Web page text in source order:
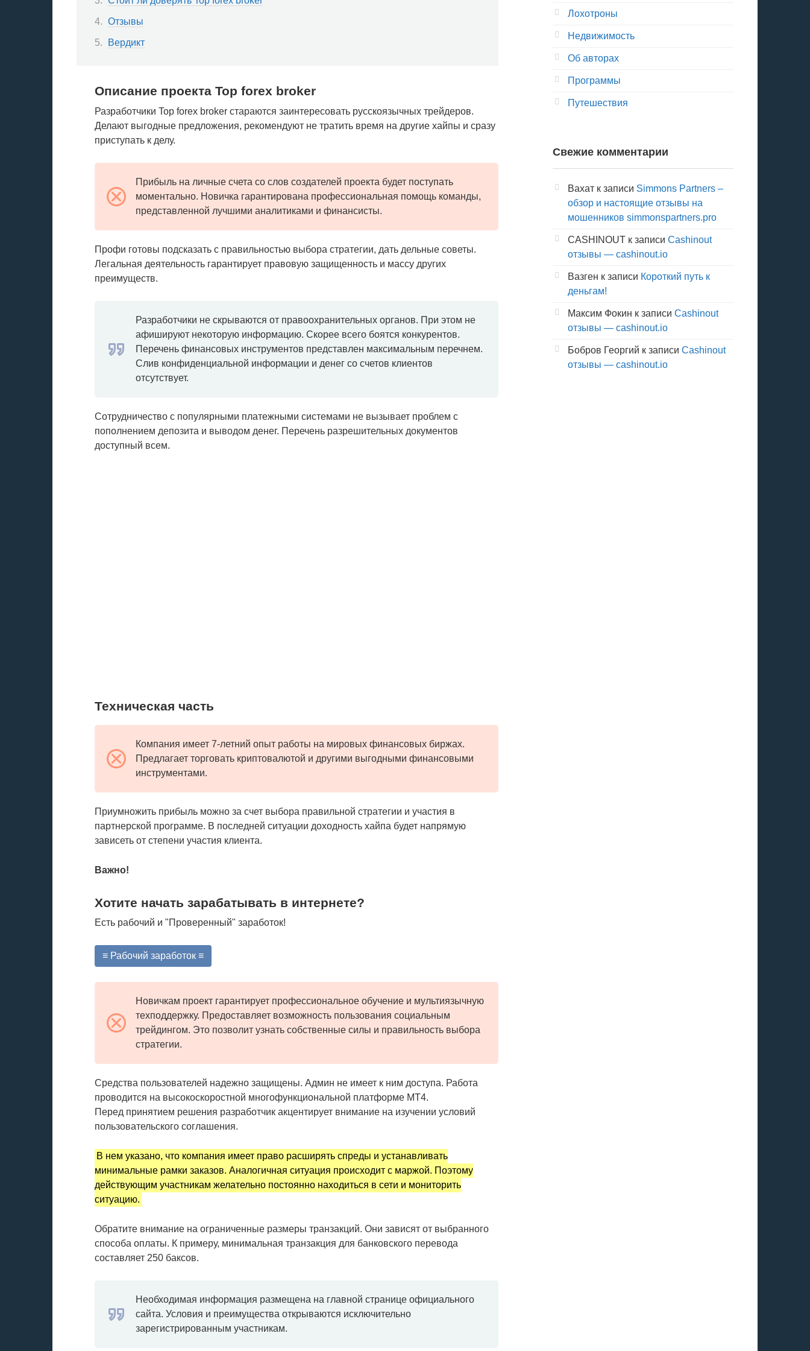
Отзывы
Вердикт
Описание проекта Top forex broker
Разработчики Top forex broker стараются заинтересовать русскоязычных трейдеров.
Делают выгодные предложения, рекомендуют не тратить время на другие хайпы и сразу
приступать к делу.
Прибыль на личные счета со слов создателей проекта будет поступать
моментально. Новичка гарантирована профессиональная помощь команды,
представленной лучшими аналитиками и финансисты.
Профи готовы подсказать с правильностью выбора стратегии, дать дельные советы.
Легальная деятельность гарантирует правовую защищенность и массу других
преимуществ.
Разработчики не скрываются от правоохранительных органов. При этом не
афишируют некоторую информацию. Скорее всего боятся конкурентов.
Перечень финансовых инструментов представлен максимальным перечнем.
Слив конфиденциальной информации и денег со счетов клиентов
отсутствует.
Сотрудничество с популярными платежными системами не вызывает проблем с
пополнением депозита и выводом денег. Перечень разрешительных документов
доступный всем.
Техническая часть
Компания имеет 7-летний опыт работы на мировых финансовых биржах.
Предлагает торговать криптовалютой и другими выгодными финансовыми
инструментами.
Приумножить прибыль можно за счет выбора правильной стратегии и участия в
партнерской программе. В последней ситуации доходность хайпа будет напрямую
зависеть от степени участия клиента.
Важно!
Хотите начать зарабатывать в интернете?
Есть рабочий и "Проверенный" заработок!
≡ Рабочий заработок ≡
Новичкам проект гарантирует профессиональное обучение и мультиязычную
техподдержку. Предоставляет возможность пользования социальным
трейдингом. Это позволит узнать собственные силы и правильность выбора
стратегии.
Средства пользователей надежно защищены. Админ не имеет к ним доступа. Работа
проводится на высокоскоростной многофункциональной платформе МТ4.
Перед принятием решения разработчик акцентирует внимание на изучении условий
пользовательского соглашения.
В нем указано, что компания имеет право расширять спреды и устанавливать
минимальные рамки заказов. Аналогичная ситуация происходит с маржой. Поэтому
действующим участникам желательно постоянно находиться в сети и мониторить
ситуацию.
Обратите внимание на ограниченные размеры транзакций. Они зависят от выбранного
способа оплаты. К примеру, минимальная транзакция для банковского перевода
составляет 250 баксов.
Необходимая информация размещена на главной странице официального
сайта. Условия и преимущества открываются исключительно
зарегистрированным участникам.
Лохотроны
Недвижимость
Об авторах
Программы
Путешествия
Свежие комментарии
Вахат к записи Simmons Partners –
обзор и настоящие отзывы на
мошенников simmonspartners.pro
CASHINOUT к записи Cashinout
отзывы — cashinout.io
Вазген к записи Короткий путь к
деньгам!
Максим Фокин к записи Cashinout
отзывы — cashinout.io
Бобров Георгий к записи Cashinout
отзывы — cashinout.io